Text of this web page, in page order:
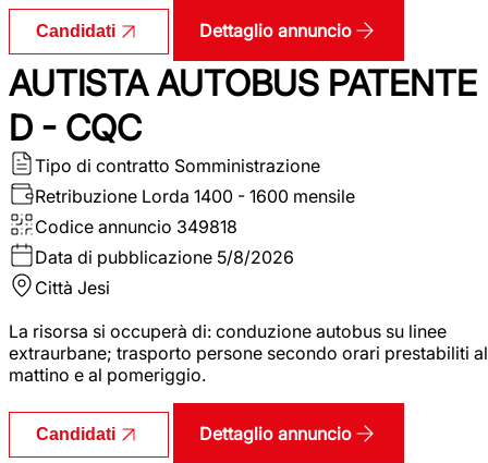
Candidati Dettaglio annuncio
AUTISTA AUTOBUS PATENTE
D - CQC
Tipo di contratto Somministrazione
Retribuzione Lorda 1400 - 1600 mensile
Codice annuncio 349818
Data di pubblicazione 5/8/2026
Città Jesi
La risorsa si occuperà di: conduzione autobus su linee
extraurbane; trasporto persone secondo orari prestabiliti al
mattino e al pomeriggio.
Candidati Dettaglio annuncio